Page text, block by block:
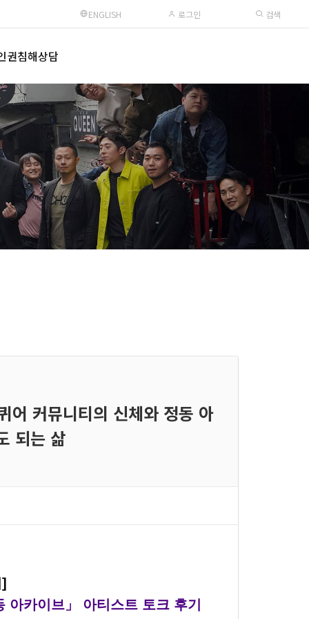
ENGLISH 로그인 검색
권침해상담
커뮤니티의 신체와 정동 아
되는 삶
카이브」 아티스트 토크 후기